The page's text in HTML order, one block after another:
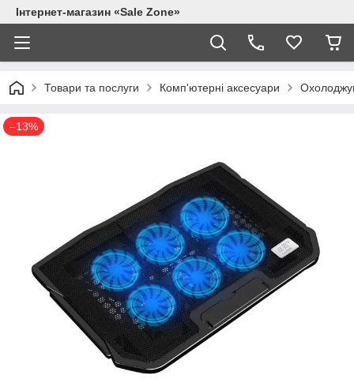
Інтернет-магазин «Sale Zone»
Товари та послуги Комп'ютерні аксесуари
–13%